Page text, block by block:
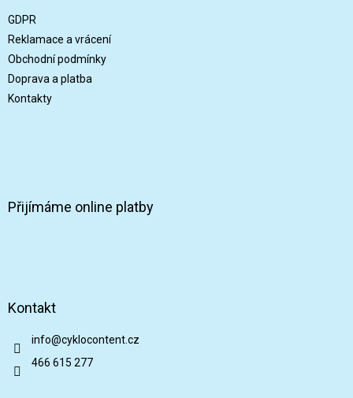
GDPR
Reklamace a vrácení
Obchodní podmínky
Doprava a platba
Kontakty
Přijímáme online platby
Kontakt
info@cyklocontent.cz
466 615 277